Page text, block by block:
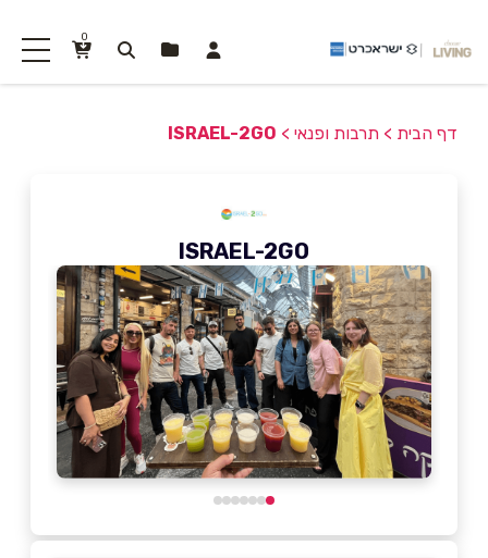
0
דף הבית > תרבות ופנאי >
ISRAEL-2GO
ISRAEL-2GO